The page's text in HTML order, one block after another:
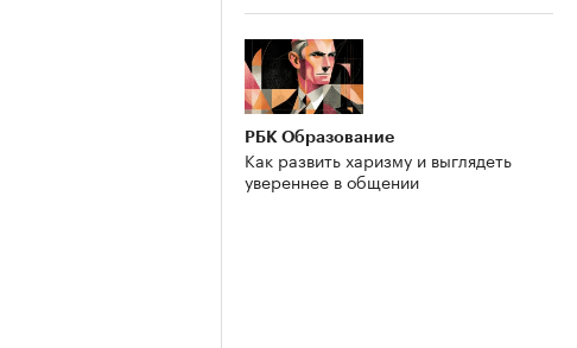
РБК Образование
Как развить харизму и выглядеть
увереннее в общении